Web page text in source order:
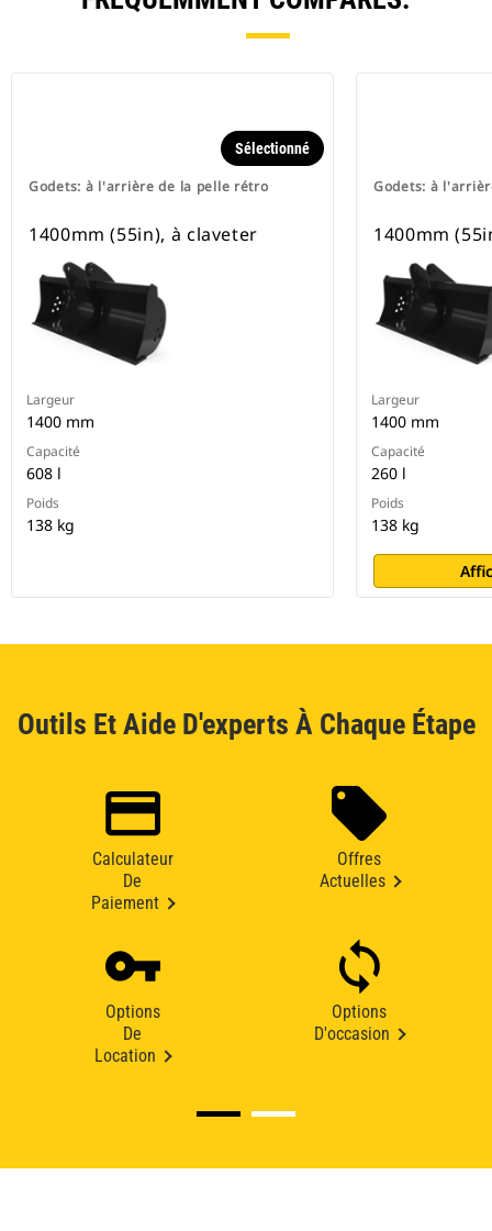
Godets: à l'arrière de la pelle rétro
Sélectionné
1400mm (55in), à claveter
Largeur
1400 mm
Capacité
608 l
Poids
138 kg
Godets: à
1400mm
Largeur
1400 mm
Capacité
260 l
Poids
138 kg
Outils Et Aide D'experts À Chaque Étape
Calculateur
De
Paiement
Offres
Actuelles
Options
De
Location
Options
D'occasion